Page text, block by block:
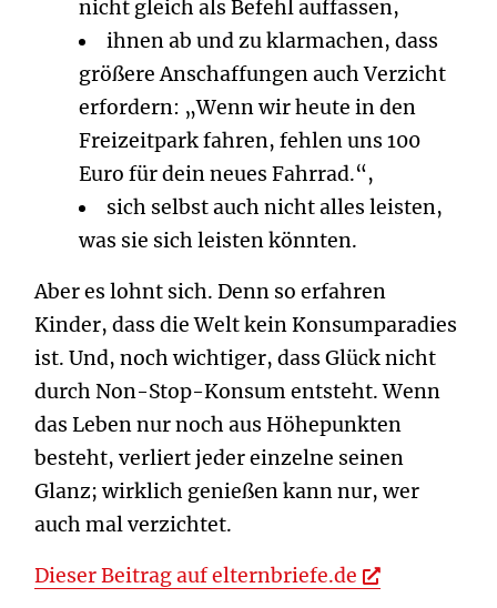
nicht gleich als Befehl auffassen,
ihnen ab und zu klarmachen, dass
größere Anschaffungen auch Verzicht
erfordern: „Wenn wir heute in den
Freizeitpark fahren, fehlen uns 100
Euro für dein neues Fahrrad.“,
sich selbst auch nicht alles leisten,
was sie sich leisten könnten.
Aber es lohnt sich. Denn so erfahren
Kinder, dass die Welt kein Konsumparadies
ist. Und, noch wichtiger, dass Glück nicht
durch Non-Stop-Konsum entsteht. Wenn
das Leben nur noch aus Höhepunkten
besteht, verliert jeder einzelne seinen
Glanz; wirklich genießen kann nur, wer
auch mal verzichtet.
Dieser Beitrag auf elternbriefe.de